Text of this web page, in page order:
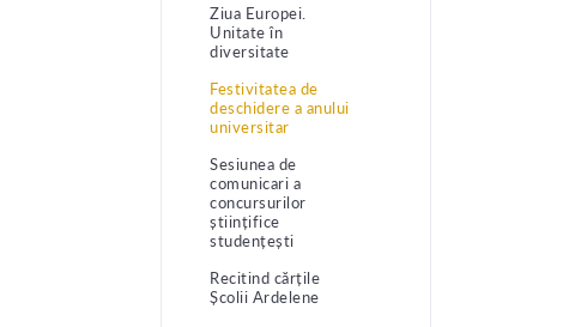
Ziua Europei.
Unitate în
diversitate
Festivitatea de
deschidere a anului
universitar
Sesiunea de
comunicari a
concursurilor
științifice
studențești
Recitind cărțile
Școlii Ardelene